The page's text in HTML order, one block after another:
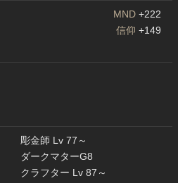
MND +222
信仰 +149
彫金師 Lv 77～
ダークマターG8
クラフター Lv 87～